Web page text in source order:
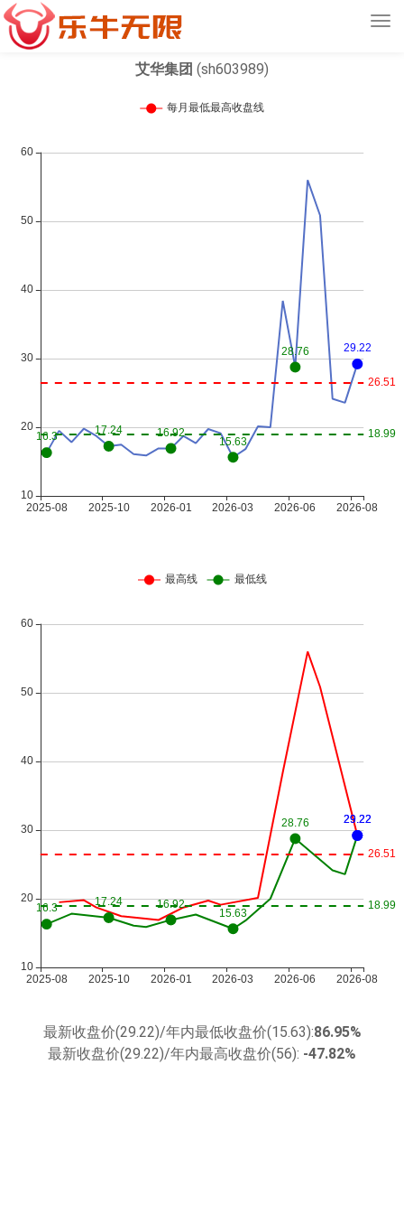
艾华集团 (sh603989)
最新收盘价(29.22)/年内最低收盘价(15.63):86.95%
最新收盘价(29.22)/年内最高收盘价(56): -47.82%